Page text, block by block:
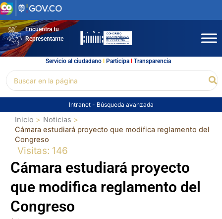
Ir
al
contenidoEncuentra tu
Representante
Servicio al ciudadano l Participal Transparencia
por:
Intranet - Búsqueda avanzada
Inicio
Noticias
Cámara estudiará proyecto que modifica reglamento del
Congreso
Visitas: 146
Cámara estudiará proyecto
que modifica reglamento del
Congreso